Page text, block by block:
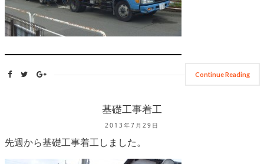
Continue Reading
基礎工事着工
2013年7月29日
先週から基礎工事着工しました。